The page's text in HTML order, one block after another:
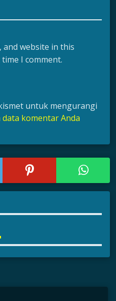
and website in this
I comment.
untuk mengurangi
komentar Anda